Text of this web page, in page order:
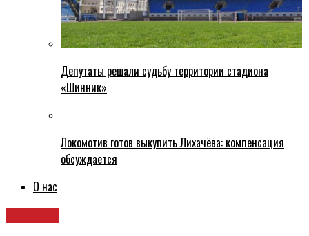
Депутаты решали судьбу территории стадиона
«Шинник»
Локомотив готов выкупить Лихачёва: компенсация
обсуждается
О нас